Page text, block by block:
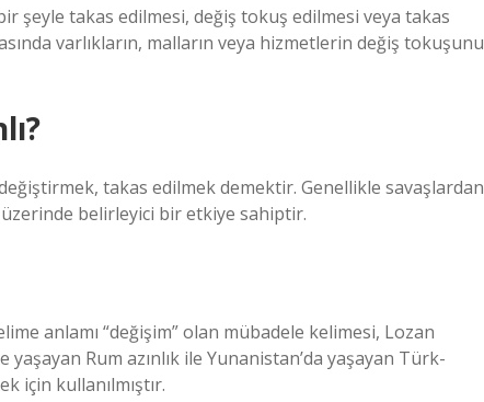
şeyle takas edilmesi, değiş tokuş edilmesi veya takas
varlıkların, malların veya hizmetlerin değiş tokuşunu
takas edilmek demektir. Genellikle savaşlardan
belirleyici bir etkiye sahiptir.
anlamı “değişim” olan mübadele kelimesi, Lozan
yaşayan Rum azınlık ile Yunanistan’da yaşayan Türk-
için kullanılmıştır.